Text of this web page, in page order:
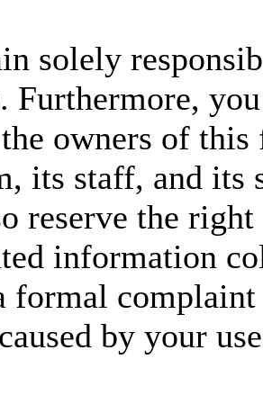
solely
Furthermore,
owners of
its staff, and its
reserve the
information
formal
by your